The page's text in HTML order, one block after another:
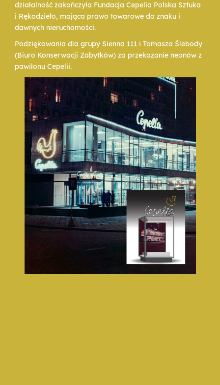
działalność zakończyła Fundacja Cepelia Polska Sztuka
i Rękodzieło, mająca prawo towarowe do znaku i
dawnych nieruchomości.
Podziękowania dla grupy Sienna 111 i Tomasza Ślebody
(Biuro Konserwacji Zabytków) za przekazanie neonów z
pawilonu Cepelii.